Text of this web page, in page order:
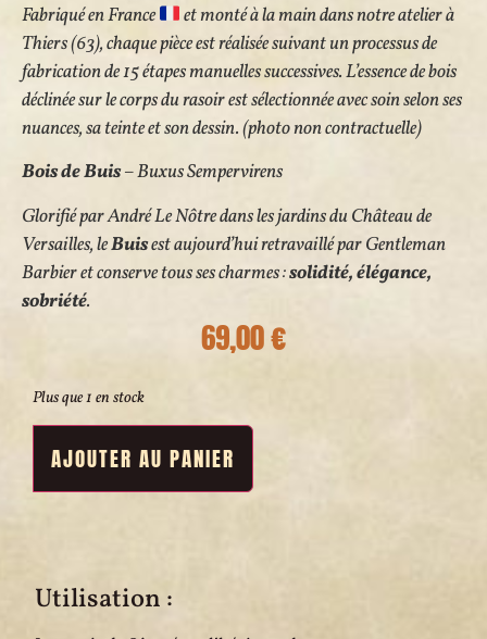
Fabriqué en France
et monté à la main dans notre atelier à
Thiers (63), chaque pièce est réalisée suivant un processus de
fabrication de 15 étapes manuelles successives. L’essence de bois
déclinée sur le corps du rasoir est sélectionnée avec soin selon ses
nuances, sa teinte et son dessin. (photo non contractuelle)
Bois de Buis– Buxus Sempervirens
Glorifié par André Le Nôtre dans les jardins duChâteau de
Versailles, leBuisest aujourd’hui retravaillé par Gentleman
Barbier et conserve tous ses charmes :solidité, élégance,
sobriété.
69,00€
Plus que 1 en stock
AJOUTER AU PANIER
Utilisation :